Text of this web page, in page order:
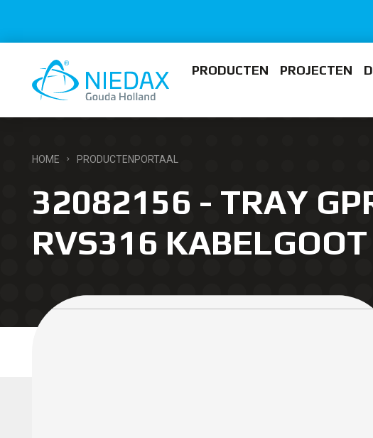
PRODUCTEN PROJECTEN
HOME PRODUCTENPORTAAL
32082156 - TRAY
RVS316